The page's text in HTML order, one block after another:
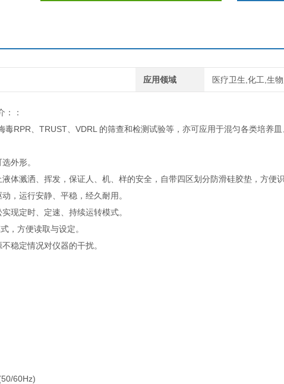
应用领域 医疗卫生,化工,生
：：
毒RPR、TRUST、VDRL 的筛查和检测试验等，亦可应用于混匀各类培养皿
外形。
体溅洒、挥发，保证人、机、样的安全，自带四区划分防滑硅胶垫，方便
，运行安静、平稳，经久耐用。
现定时、定速、持续运转模式。
，方便读取与设定。
稳定情况对仪器的干扰。
60Hz)